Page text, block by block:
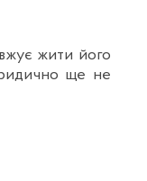
жити його
ще не